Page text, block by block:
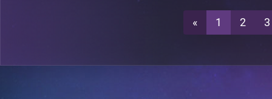
A13
« 1 2 3